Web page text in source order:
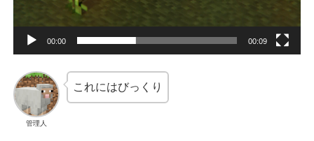
00:00 00:09
管理人
これにはびっくり